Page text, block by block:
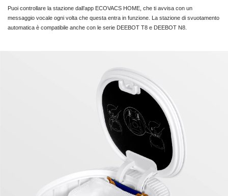
Puoi controllare la stazione dall’app ECOVACS HOME, che ti avvisa con un
messaggio vocale ogni volta che questa entra in funzione. La stazione di svuotamento
automatica è compatibile anche con le serie DEEBOT T8 e DEEBOT N8.